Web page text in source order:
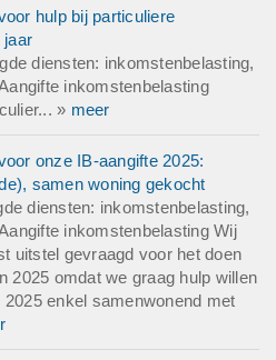
hulp bij particuliere
jaar
diensten: inkomstenbelasting,
inkomstenbelasting
» meer
onze IB-aangifte 2025:
samen woning gekocht
diensten: inkomstenbelasting,
inkomstenbelasting Wij
uitstel gevraagd voor het doen
2025 omdat we graag hulp willen
enkel samenwonend met